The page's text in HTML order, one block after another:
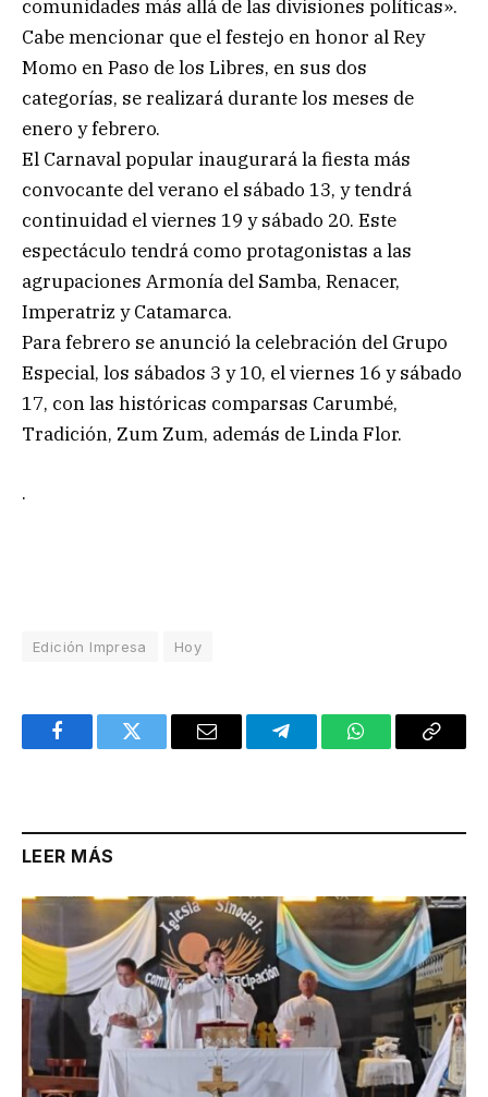
comunidades más allá de las divisiones políticas».
Cabe mencionar que el festejo en honor al Rey
Momo en Paso de los Libres, en sus dos
categorías, se realizará durante los meses de
enero y febrero.
El Carnaval popular inaugurará la fiesta más
convocante del verano el sábado 13, y tendrá
continuidad el viernes 19 y sábado 20. Este
espectáculo tendrá como protagonistas a las
agrupaciones Armonía del Samba, Renacer,
Imperatriz y Catamarca.
Para febrero se anunció la celebración del Grupo
Especial, los sábados 3 y 10, el viernes 16 y sábado
17, con las históricas comparsas Carumbé,
Tradición, Zum Zum, además de Linda Flor.
.
Edición Impresa Hoy
FacebookTwitter Email TelegramWhatsAppCopy
LEER MÁS